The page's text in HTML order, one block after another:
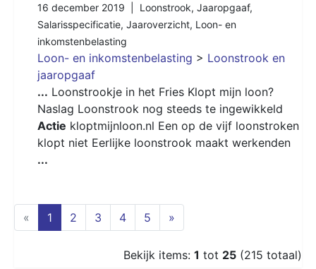
16 december 2019 | Loonstrook, Jaaropgaaf,
Salarisspecificatie, Jaaroverzicht, Loon- en
inkomstenbelasting
Loon- en inkomstenbelasting > Loonstrook en
jaaropgaaf
... Loonstrookje in het Fries Klopt mijn loon?
Naslag Loonstrook nog steeds te ingewikkeld
Actie kloptmijnloon.nl Een op de vijf loonstroken
klopt niet Eerlijke loonstrook maakt werkenden
...
« 1 (current)
2 3 4 5 »
Bekijk items: 1 tot 25 (215 totaal)